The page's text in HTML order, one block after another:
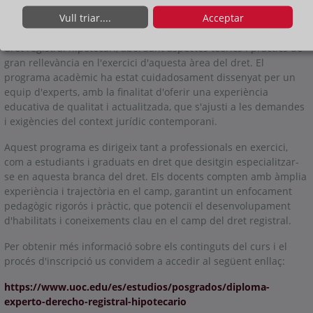
L'objectiu principal d'aquest curs és proporcionar als
participants una formació integral i especialitzada en l'àmbit del
dret registral hipotecari, abordant aspectes teòrics i pràctics de
gran rellevància en l'exercici d'aquesta àrea del dret. El
programa acadèmic ha estat cuidadosament dissenyat per un
equip d'experts, amb la finalitat d'oferir una experiència
educativa de qualitat i actualitzada, que s'ajusti a les demandes
i exigències del context jurídic contemporani.
Aquest programa es dirigeix tant a professionals en exercici,
com a estudiants i graduats en dret que desitgin especialitzar-
se en aquesta branca del dret. Els docents compten amb àmplia
experiència i trajectòria en el camp, garantint un enfocament
pedagògic rigorós i pràctic, que potenciï el desenvolupament
d'habilitats i coneixements clau en el camp del dret registral.
Per obtenir més informació sobre els continguts del curs i el
procés d'inscripció us convidem a accedir al següent enllaç:
https://www.uoc.edu/es/estudios/posgrados/diploma-
experto-derecho-registral-hipotecario
Vull triar.... Acceptar